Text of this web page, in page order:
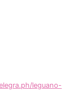
leguano-